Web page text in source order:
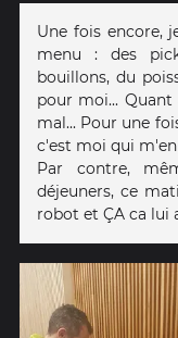
Une fois encore,
menu : des
bouillons, du
pour moi...
mal... Pour une
c'est moi qui
Par contre,
déjeuners, ce
robot et ÇA ca lui